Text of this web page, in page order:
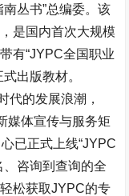
南丛书”总编委。该
是国内首次大规模
有“JYPC全国职业
出版教材。
代的发展浪潮，
媒体宣传与服务矩
已正式上线“JYPC
咨询到查询的全
松获取JYPC的专